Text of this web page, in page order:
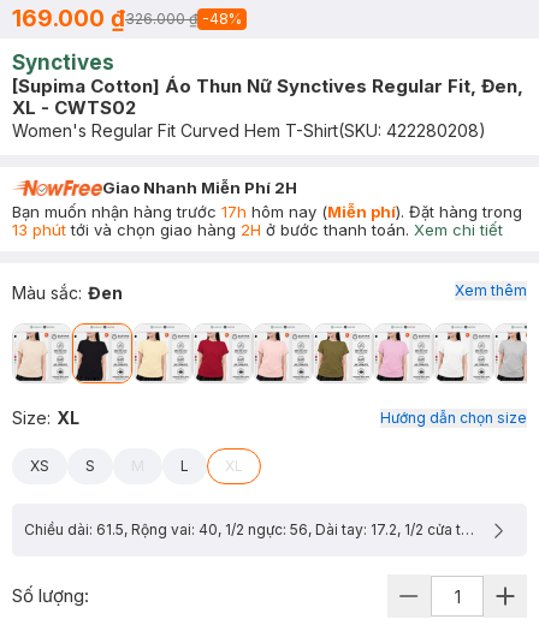
169.000 ₫326.000 ₫ -48%
Synctives
[Supima Cotton] Áo Thun Nữ Synctives Regular Fit, Đen,
XL - CWTS02
Women's Regular Fit Curved Hem T-Shirt(SKU: 422280208)
Giao Nhanh Miễn Phí 2H
Bạn muốn nhận hàng trước 17h hôm nay (Miễn phí). Đặt hàng trong
13 phúttới và chọn giao hàng 2H ở bước thanh toán. Xem chi tiết
Màu sắc: Đen
Size: XL Hướng dẫn chọn size
XS S M L XL
Chiều dài: 61.5, Rộng vai: 40, 1/2 ngực: 56, Dài tay: 17.2, 1/2 cửa tay: 17.7
Xem thêm
Số lượng: